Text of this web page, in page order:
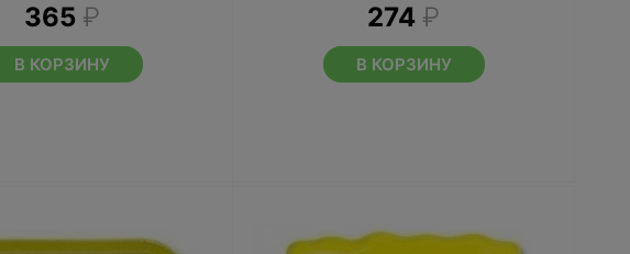
365 ₽
В КОРЗИНУ
274 ₽
В КОРЗИНУ